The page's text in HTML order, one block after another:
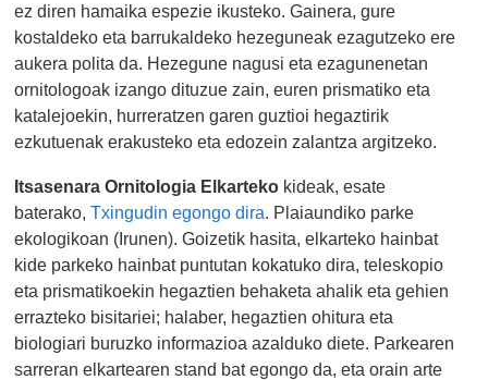
ez diren hamaika espezie ikusteko. Gainera, gure
kostaldeko eta barrukaldeko hezeguneak ezagutzeko ere
aukera polita da. Hezegune nagusi eta ezagunenetan
ornitologoak izango dituzue zain, euren prismatiko eta
katalejoekin, hurreratzen garen guztioi hegaztirik
ezkutuenak erakusteko eta edozein zalantza argitzeko.
Itsasenara Ornitologia Elkarteko kideak, esate
baterako,Txingudin egongo dira . Plaiaundiko parke
ekologikoan (Irunen). Goizetik hasita, elkarteko hainbat
kide parkeko hainbat puntutan kokatuko dira, teleskopio
eta prismatikoekin hegaztien behaketa ahalik eta gehien
errazteko bisitariei; halaber, hegaztien ohitura eta
biologiari buruzko informazioa azalduko diete. Parkearen
sarreran elkartearen stand bat egongo da, eta orain arte